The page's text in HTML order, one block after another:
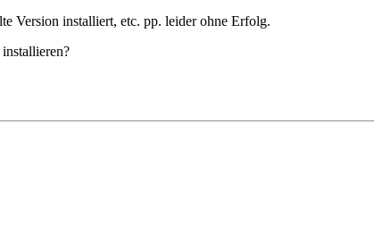
Version installiert, etc. pp. leider ohne Erfolg.